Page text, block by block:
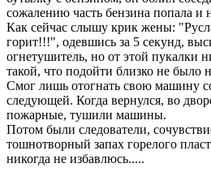
сожалению часть бензина попала и
Как сейчас слышу крик жены:
горит!!!", одевшись за 5 секунд,
огнетушитель, но от этой пукалки
такой, что подойти близко не было
Смог лишь отогнать свою машину
следующей. Когда вернулся, во
пожарные, тушили машины.
Потом были следователи,
тошнотворный запах горелого
никогда не избавлюсь.....